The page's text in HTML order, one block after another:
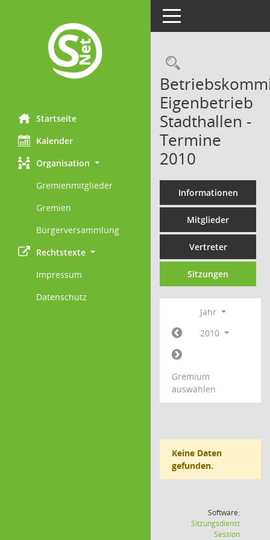
Startseite
Kalender
Organisation
Gremienmitglieder
Gremien
Bürgerversammlung
Rechtstexte
Impressum
Datenschutz
Toggle navigation
Eigenbetrieb
Stadthallen -
Termine
2010
Informationen
Mitglieder
Vertreter
Sitzungen
Jahr
2010
Gremium
auswählen
Keine Daten
gefunden.
Software:
Sitzungsdienst
Session(Wird in